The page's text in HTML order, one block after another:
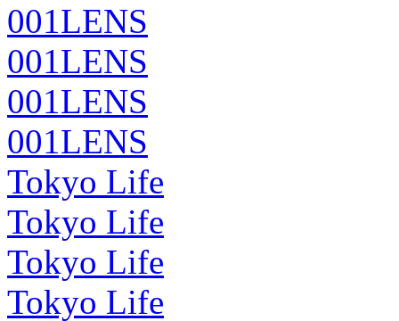
001LENS
001LENS
001LENS
001LENS
Tokyo Life
Tokyo Life
Tokyo Life
Tokyo Life